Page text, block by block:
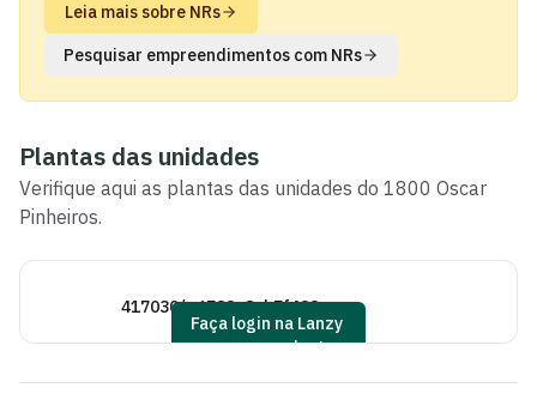
Leia mais sobre NRs
Pesquisar empreendimentos com NRs
Plantas das unidades
Verifique aqui as plantas das unidades do 1800 Oscar
Pinheiros.
417030/_6733e8cb7f439
Faça login na Lanzy
para ver as plantas